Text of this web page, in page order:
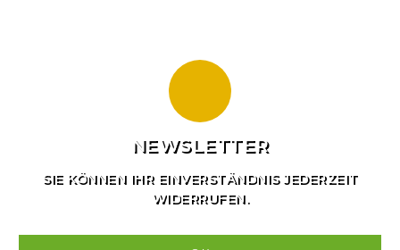
NEWSLETTER
SIE KÖNNEN IHR EINVERSTÄNDNIS JEDERZEIT
WIDERRUFEN.